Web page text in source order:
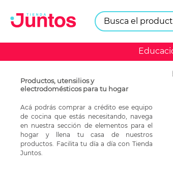
Busca el producto
Productos, utensilios y
electrodomésticos para tu hogar
Acá podrás comprar a crédito ese equipo
de cocina que estás necesitando, navega
en nuestra sección de elementos para el
hogar y llena tu casa de nuestros
productos. Facilita tu día a día con Tienda
Juntos.
TÉRMINOS MÁS BUSCADOS